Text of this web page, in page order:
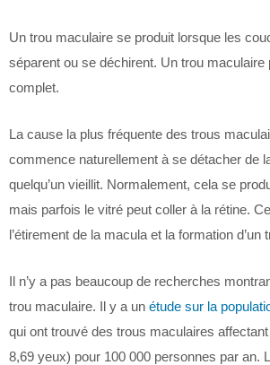
Un trou maculaire se produit lorsque les
séparent ou se déchirent. Un trou maculaire
complet.
La cause la plus fréquente des trous
commence naturellement à se détacher de
quelqu’un vieillit. Normalement, cela se
mais parfois le vitré peut coller à la rétine.
l’étirement de la macula et la formation d’un
Il n’y a pas beaucoup de recherches
trou maculaire. Il y a un étude sur la
qui ont trouvé des trous maculaires
8,69 yeux) pour 100 000 personnes par an.